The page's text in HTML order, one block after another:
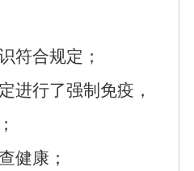
符合规定；
进行了强制免疫，
健康；